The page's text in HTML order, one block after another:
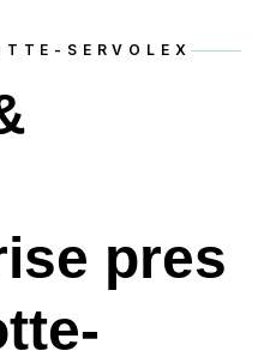
SERVOLEX
pres